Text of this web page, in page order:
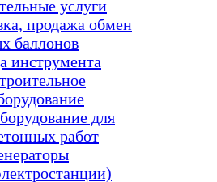
услуги
продажа обмен
баллонов
инструмента
для
работ